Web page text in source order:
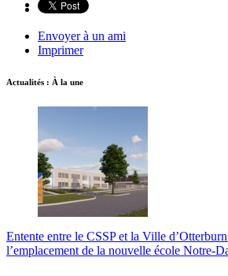
Envoyer à un ami
Imprimer
Actualités : À la une
Entente entre le CSSP et la Ville
l’emplacement de la nouvelle école Notre-